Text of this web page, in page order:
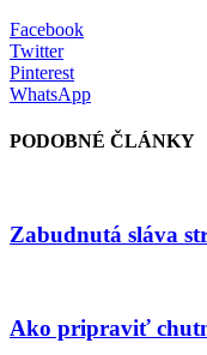
Facebook
Twitter
Pinterest
WhatsApp
PODOBNÉ ČLÁNKY
Zabudnutá sláva
Ako pripraviť